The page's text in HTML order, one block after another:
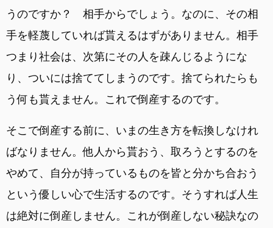
うのですか？ 相手からでしょう。なのに、その相
手を軽蔑していれば貰えるはずがありません。相手
つまり社会は、次第にその人を疎んじるようにな
り、ついには捨ててしまうのです。捨てられたらも
う何も貰えません。これで倒産するのです。
そこで倒産する前に、いまの生き方を転換しなけれ
ばなりません。他人から貰おう、取ろうとするのを
やめて、自分が持っているものを皆と分かち合おう
という優しい心で生活するのです。そうすれば人生
は絶対に倒産しません。これが倒産しない秘訣なの